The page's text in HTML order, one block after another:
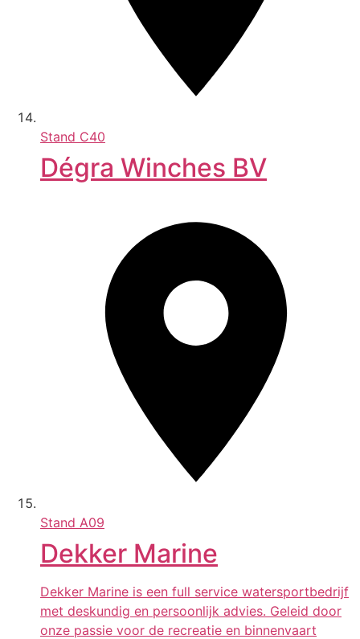
Stand C40
Dégra Winches BV
Stand A09
Dekker Marine
Dekker Marine is een full service watersportbedrijf
met deskundig en persoonlijk advies. Geleid door
onze passie voor de recreatie en binnenvaart